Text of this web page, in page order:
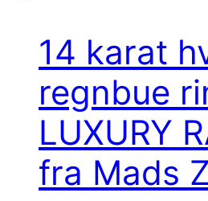
14 karat
regnbue
LUXURY
fra Mads Z